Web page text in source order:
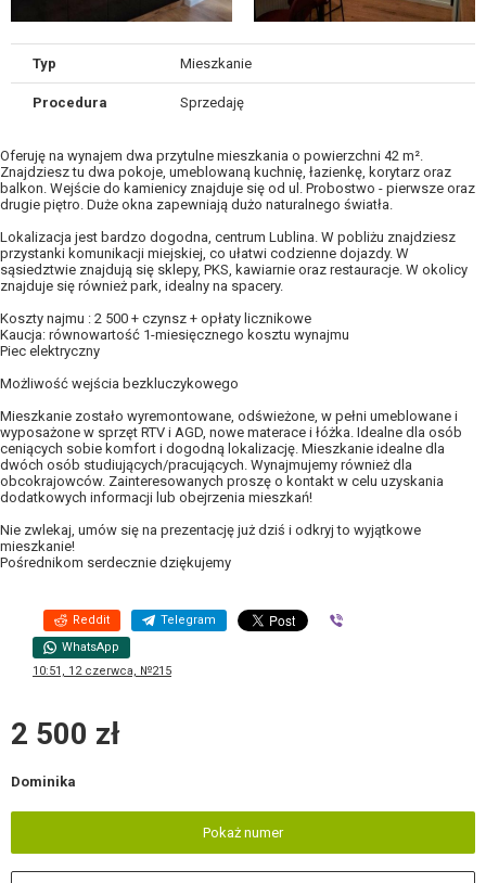
Typ Mieszkanie
Procedura Sprzedaję
Oferuję na wynajem dwa przytulne mieszkania o powierzchni 42 m².
Znajdziesz tu dwa pokoje, umeblowaną kuchnię, łazienkę, korytarz oraz
balkon. Wejście do kamienicy znajduje się od ul. Probostwo - pierwsze oraz
drugie piętro. Duże okna zapewniają dużo naturalnego światła.
Lokalizacja jest bardzo dogodna, centrum Lublina. W pobliżu znajdziesz
przystanki komunikacji miejskiej, co ułatwi codzienne dojazdy. W
sąsiedztwie znajdują się sklepy, PKS, kawiarnie oraz restauracje. W okolicy
znajduje się również park, idealny na spacery.
Koszty najmu : 2 500 + czynsz + opłaty licznikowe
Kaucja: równowartość 1-miesięcznego kosztu wynajmu
Piec elektryczny
Możliwość wejścia bezkluczykowego
Mieszkanie zostało wyremontowane, odświeżone, w pełni umeblowane i
wyposażone w sprzęt RTV i AGD, nowe materace i łóżka. Idealne dla osób
ceniących sobie komfort i dogodną lokalizację. Mieszkanie idealne dla
dwóch osób studiujących/pracujących. Wynajmujemy również dla
obcokrajowców. Zainteresowanych proszę o kontakt w celu uzyskania
dodatkowych informacji lub obejrzenia mieszkań!
Nie zwlekaj, umów się na prezentację już dziś i odkryj to wyjątkowe
mieszkanie!
Pośrednikom serdecznie dziękujemy
Reddit Telegram
WhatsApp
10:51, 12 czerwca, №215
2 500 zł
Dominika
Pokaż numer